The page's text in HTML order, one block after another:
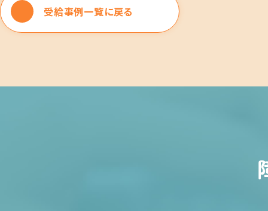
受給事例一覧に戻る